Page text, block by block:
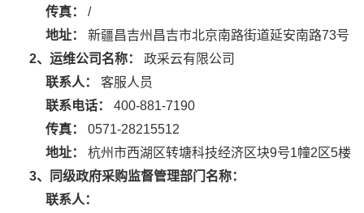
传真：
/
地址：
新疆昌吉州昌吉市北京南路街道延安南路73号
2、运维公司名称：
政采云有限公司
联系人：
客服人员
联系电话：
400-881-7190
传真：
0571-28215512
地址：
杭州市西湖区转塘科技经济区块9号1幢2区5楼
3、同级政府采购监督管理部门名称：
联系人：